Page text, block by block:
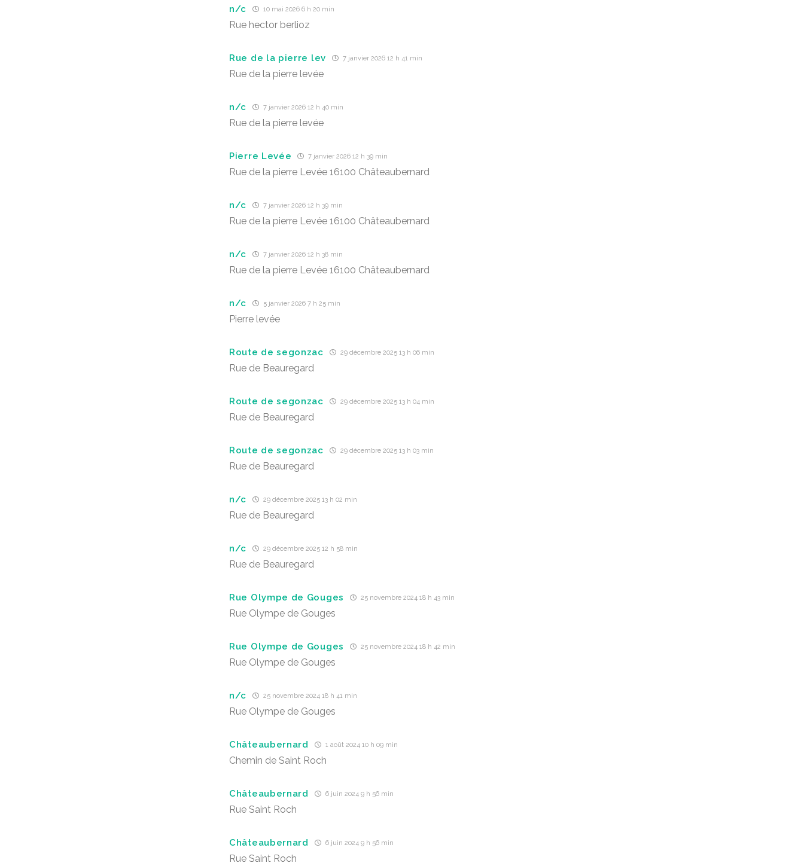
n/c 10 mai 2026 6 h 20 min
Rue hector berlioz
Rue de la pierre lev 7 janvier 2026 12 h 41 min
Rue de la pierre levée
n/c 7 janvier 2026 12 h 40 min
Rue de la pierre levée
Pierre Levée 7 janvier 2026 12 h 39 min
Rue de la pierre Levée 16100 Châteaubernard
n/c 7 janvier 2026 12 h 39 min
Rue de la pierre Levée 16100 Châteaubernard
n/c 7 janvier 2026 12 h 38 min
Rue de la pierre Levée 16100 Châteaubernard
n/c 5 janvier 2026 7 h 25 min
Pierre levée
Route de segonzac 29 décembre 2025 13 h 06 min
Rue de Beauregard
Route de segonzac 29 décembre 2025 13 h 04 min
Rue de Beauregard
Route de segonzac 29 décembre 2025 13 h 03 min
Rue de Beauregard
n/c 29 décembre 2025 13 h 02 min
Rue de Beauregard
n/c 29 décembre 2025 12 h 58 min
Rue de Beauregard
Rue Olympe de Gouges 25 novembre 2024 18 h 43 min
Rue Olympe de Gouges
Rue Olympe de Gouges 25 novembre 2024 18 h 42 min
Rue Olympe de Gouges
n/c 25 novembre 2024 18 h 41 min
Rue Olympe de Gouges
Châteaubernard 1 août 2024 10 h 09 min
Chemin de Saint Roch
Châteaubernard 6 juin 2024 9 h 56 min
Rue Saint Roch
Châteaubernard 6 juin 2024 9 h 56 min
Rue Saint Roch